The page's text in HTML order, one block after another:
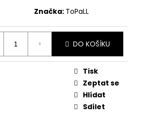
Značka: ToPaLL
DO KOŠÍKU
Tisk
Zeptat se
Hlídat
Sdílet